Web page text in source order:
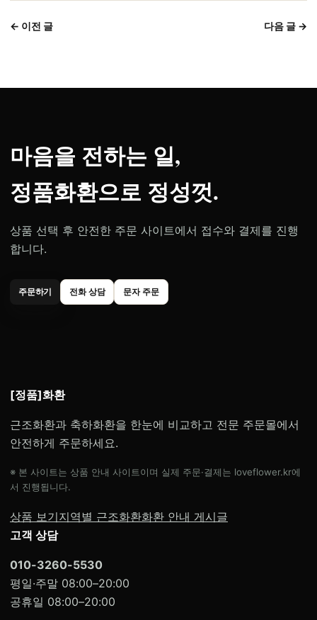
← 이전 글 다음 글 →
마음을 전하는 일,
정품화환으로 정성껏.
상품 선택 후 안전한 주문 사이트에서 접수와 결제를 진행
합니다.
주문하기 전화 상담 문자 주문
[정품]화환
근조화환과 축하화환을 한눈에 비교하고 전문 주문몰에서
안전하게 주문하세요.
※ 본 사이트는 상품 안내 사이트이며 실제 주문·결제는 loveflower.kr에
서 진행됩니다.
상품 보기지역별 근조화환화환 안내 게시글
고객 상담
010-3260-5530
평일·주말 08:00–20:00
공휴일 08:00–20:00